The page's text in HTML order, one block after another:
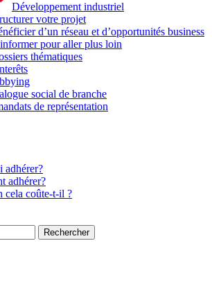
Développement industriel
votre projet
d’un réseau et d’opportunités business
pour aller plus loin
thématiques
social de branche
de représentation
adhérer?
adhérer?
cela coûte-t-il ?